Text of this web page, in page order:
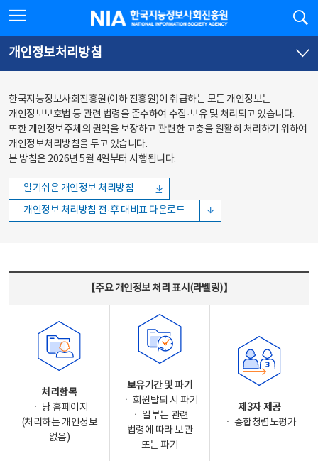
바로가기
바로가기
한국지능정보사회진흥원
개인정보처리방침
한국지능정보사회진흥원(이하 진흥원)이 취급하는 모든 개인정보는
개인정보보호법 등 관련 법령을 준수하여 수집·보유 및 처리되고 있습니다.
또한 개인정보주체의 권익을 보장하고 관련한 고충을 원활히 처리하기 위하여
개인정보처리방침을 두고 있습니다.
본 방침은 2026년 5월 4일부터 시행됩니다.
알기쉬운 개인정보 처리방침
개인정보 처리방침 전·후 대비표 다운로드
【주요 개인정보 처리 표시(라벨링)】
처리항목
ㆍ 당 홈페이지
(처리하는 개인정보
없음)
보유기간 및 파기
ㆍ 회원탈퇴 시 파기
ㆍ 일부는 관련
법령에 따라 보관
또는 파기
제3자 제공
ㆍ 종합청렴도평가